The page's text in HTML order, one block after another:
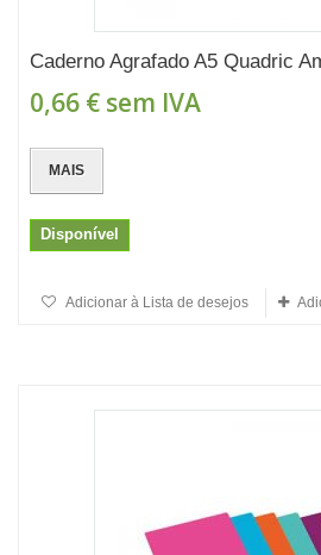
Caderno Agrafado A5 Quadric
0,66 € sem IVA
MAIS
Disponível
Adicionar à Lista de desejos